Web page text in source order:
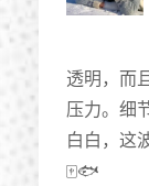
透明，而
压力。细
白白，这
🀄🐟